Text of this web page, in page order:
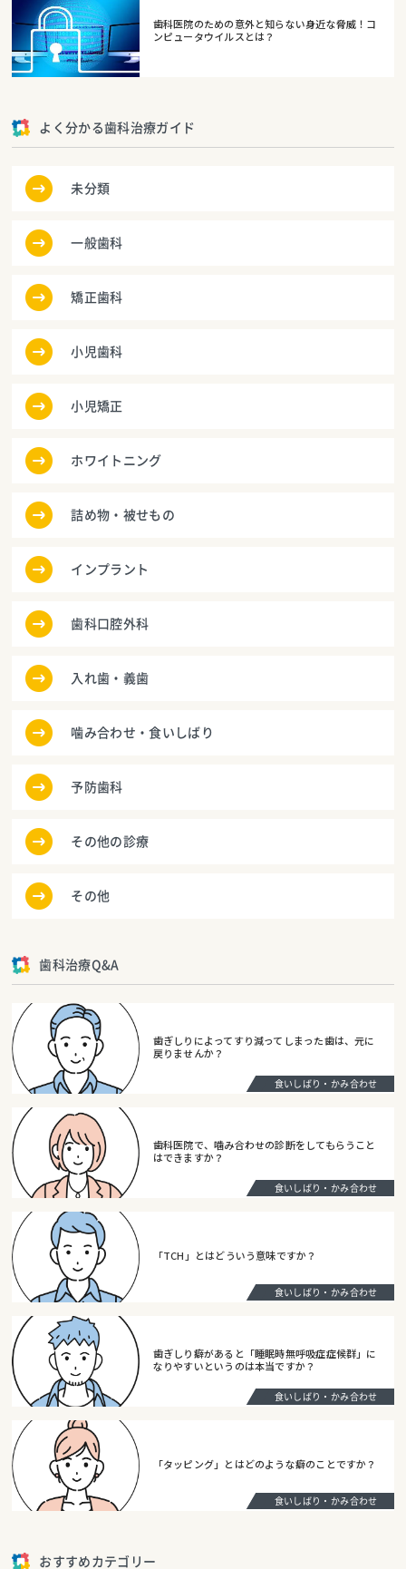
歯科医院のための意外と知らない身近な脅威！コ
ンピュータウイルスとは？
よく分かる歯科治療ガイド
未分類
一般歯科
矯正歯科
小児歯科
小児矯正
ホワイトニング
詰め物・被せもの
インプラント
歯科口腔外科
入れ歯・義歯
噛み合わせ・食いしばり
予防歯科
その他の診療
その他
歯科治療Q&A
歯ぎしりによってすり減ってしまった歯は、元に
戻りませんか？
食いしばり・かみ合わせ
歯科医院で、噛み合わせの診断をしてもらうこと
はできますか？
食いしばり・かみ合わせ
「TCH」とはどういう意味ですか？
食いしばり・かみ合わせ
歯ぎしり癖があると「睡眠時無呼吸症症候群」に
なりやすいというのは本当ですか？
食いしばり・かみ合わせ
「タッピング」とはどのような癖のことですか？
食いしばり・かみ合わせ
おすすめカテゴリー